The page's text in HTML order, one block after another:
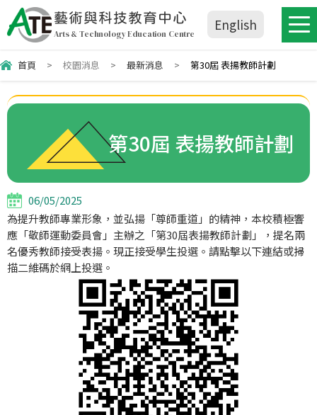
藝術與科技教育中心
Arts & Technology Education Centre
English
首頁 > 校園消息 > 最新消息 > 第30屆 表揚教師計劃
第30屆 表揚教師計劃
06/05/2025
為提升教師專業形象，並弘揚「尊師重道」的精神，本校積極響
應「敬師運動委員會」主辦之「第30屆表揚教師計劃」，提名兩
名優秀教師接受表揚。現正接受學生投選。請點擊以下連結或掃
描二維碼於網上投選。